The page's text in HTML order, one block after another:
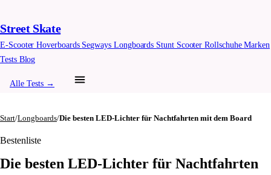
Street Skate
E-ScooterHoverboards Segways Longboards Stunt ScooterRollschuheMarken
Tests Blog
Alle Tests →
Start/Longboards/Die besten LED-Lichter für Nachtfahrten mit dem Board
Bestenliste
Die besten LED-Lichter für Nachtfahrten